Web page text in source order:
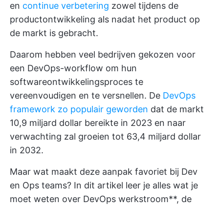
en continue verbetering zowel tijdens de
productontwikkeling als nadat het product op
de markt is gebracht.
Daarom hebben veel bedrijven gekozen voor
een DevOps-workflow om hun
softwareontwikkelingsproces te
vereenvoudigen en te versnellen. De DevOps
framework zo populair geworden dat de markt
10,9 miljard dollar bereikte in 2023 en naar
verwachting zal groeien tot 63,4 miljard dollar
in 2032.
Maar wat maakt deze aanpak favoriet bij Dev
en Ops teams? In dit artikel leer je alles wat je
moet weten over DevOps werkstroom**, de